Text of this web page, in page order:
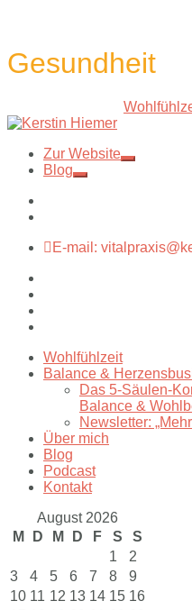
Gesundheit
Zur Website
Blog
E-mail:
Wohlfühlzeit
Balance &
Das 5-Säulen-
Balance &
Newsletter:
Über mich
Blog
Podcast
Kontakt
August 2026
M
D M D F S
S
1
2
3
4 5 6 7 8
9
10 11 12 13 14 15 16